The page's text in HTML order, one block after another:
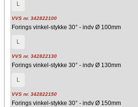
L
VVS nr. 342822100
Forings vinkel-stykke 30° - indv Ø 100mm
L
VVS nr. 342822130
Forings vinkel-stykke 30° - indv Ø 130mm
L
VVS nr. 342822150
Forings vinkel-stykke 30° - indv Ø 150mm